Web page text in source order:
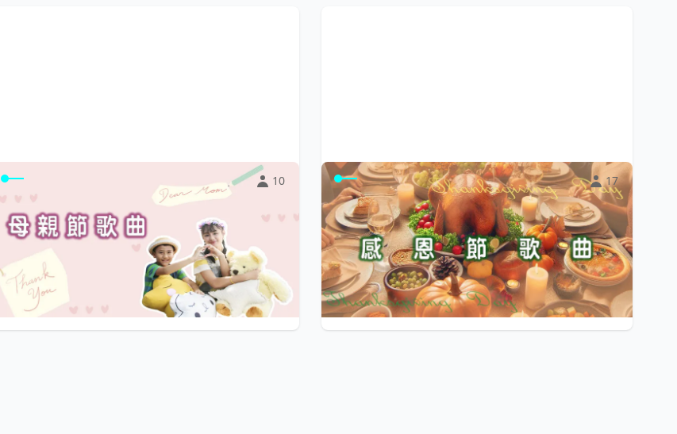
10
母親節歌曲
您需要母親節相關歌曲嗎？我們收集精華曲目提供您學習
舞蹈與聆聽。
小陽光e學園 $0
17
感恩節歌曲
感恩節慶祝歌曲，延伸感恩生活中幫助我們的每個人。
小陽光e學園 $0